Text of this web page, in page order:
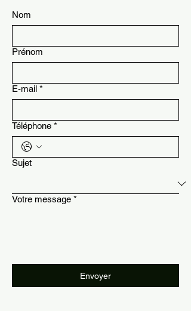
Nom
Prénom
E-mail *
Téléphone *
Sujet
Votre message *
Envoyer